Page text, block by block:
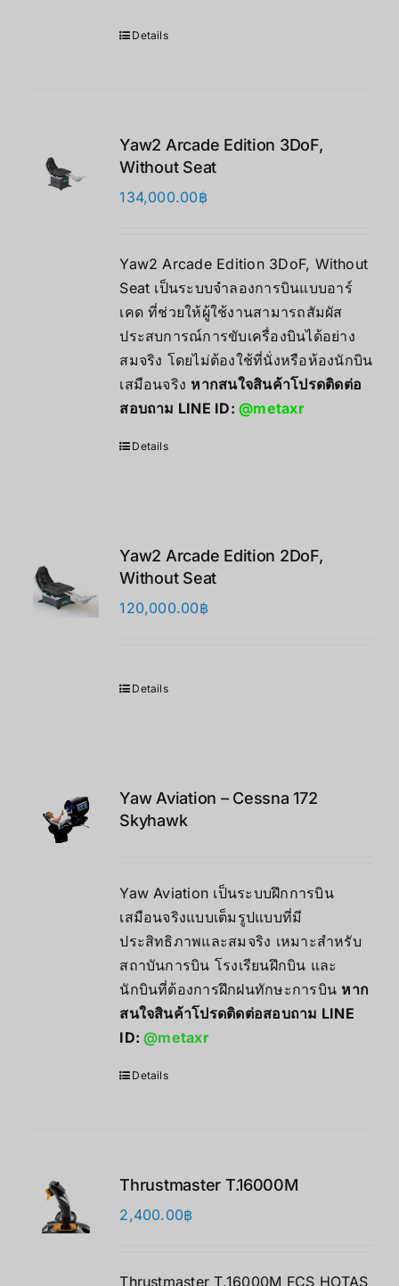
Details
Yaw2 Arcade Edition 3DoF,
Without Seat
134,000.00฿
Yaw2 Arcade Edition 3DoF, Without
Seat เป็นระบบจำลองการบินแบบอาร์
เคด ที่ช่วยให้ผู้ใช้งานสามารถสัมผัส
ประสบการณ์การขับเครื่องบินได้อย่าง
สมจริง โดยไม่ต้องใช้ที่นั่งหรือห้องนักบิน
เสมือนจริง หากสนใจสินค้าโปรดติดต่อ
สอบถาม LINE ID:@metaxr
Details
Yaw2 Arcade Edition 2DoF,
Without Seat
120,000.00฿
Details
Yaw Aviation – Cessna 172
Skyhawk
Yaw Aviation เป็นระบบฝึกการบิน
เสมือนจริงแบบเต็มรูปแบบที่มี
ประสิทธิภาพและสมจริง เหมาะสำหรับ
สถาบันการบิน โรงเรียนฝึกบิน และ
นักบินที่ต้องการฝึกฝนทักษะการบิน หาก
สนใจสินค้าโปรดติดต่อสอบถาม LINE
ID:@metaxr
Details
Thrustmaster T.16000M
2,400.00฿
Thrustmaster T.16000M FCS HOTAS